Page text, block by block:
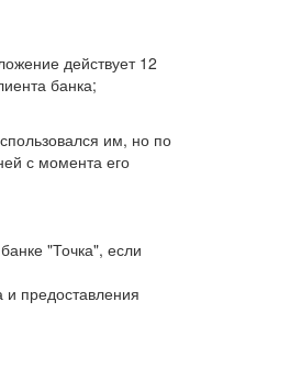
действует 12
банка;
им, но по
с момента его
"Точка", если
и предоставления